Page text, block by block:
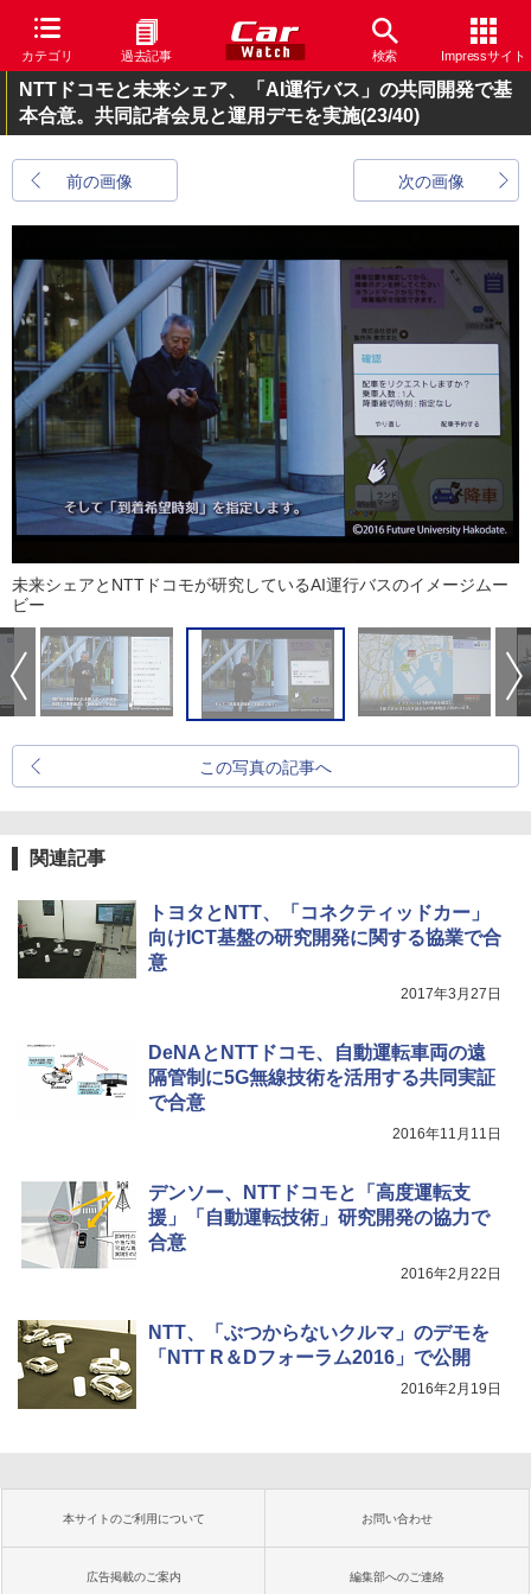
カテゴリ 過去記事 検索 Impressサイト
NTTドコモと未来シェア、「AI運行バス」の共同開発で基
本合意。共同記者会見と運用デモを実施(23/40)
前の画像 次の画像
未来シェアとNTTドコモが研究しているAI運行バスのイメージムー
ビー
この写真の記事へ
関連記事
トヨタとNTT、「コネクティッドカー」
向けICT基盤の研究開発に関する協業で合
意
2017年3月27日
DeNAとNTTドコモ、自動運転車両の遠
隔管制に5G無線技術を活用する共同実証
で合意
2016年11月11日
デンソー、NTTドコモと「高度運転支
援」「自動運転技術」研究開発の協力で
合意
2016年2月22日
NTT、「ぶつからないクルマ」のデモを
「NTT R＆Dフォーラム2016」で公開
2016年2月19日
本サイトのご利用について お問い合わせ
広告掲載のご案内 編集部へのご連絡